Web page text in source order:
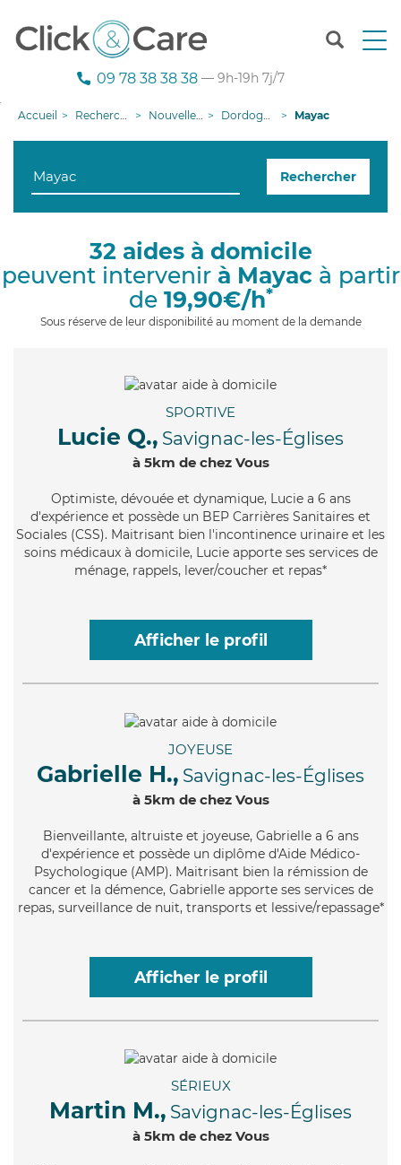
T
n
g
i
09 78 38 38 38 — 9h-19h 7j/7
Accueil Recherche aide à domicile Nouvelle-Aquitaine Dordogne Mayac
Rechercher
32 aides à domicile
peuvent intervenir à Mayacà partir
de 19,90€/h*
Sous réserve de leur disponibilité au moment de la demande
SPORTIVE
Lucie Q., Savignac-les-Églises
à 5km de chez Vous
Optimiste, dévouée et dynamique, Lucie a 6 ans
d'expérience et possède un BEP Carrières Sanitaires et
Sociales (CSS). Maitrisant bien l'incontinence urinaire et les
soins médicaux à domicile, Lucie apporte ses services de
ménage, rappels, lever/coucher et repas*
Afficher le profil
JOYEUSE
Gabrielle H., Savignac-les-Églises
à 5km de chez Vous
Bienveillante, altruiste et joyeuse, Gabrielle a 6 ans
d'expérience et possède un diplôme d'Aide Médico-
Psychologique (AMP). Maitrisant bien la rémission de
cancer et la démence, Gabrielle apporte ses services de
repas, surveillance de nuit, transports et lessive/repassage*
Afficher le profil
SÉRIEUX
Martin M., Savignac-les-Églises
à 5km de chez Vous